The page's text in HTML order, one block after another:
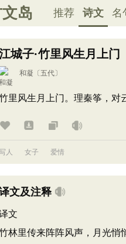
岛 推荐 诗文 名
城子·竹里风生月上门
和凝 〔五代〕
里风生月上门。理秦筝，对
人 女子 爱情
文及注释
文
林里传来阵阵风声，月光悄